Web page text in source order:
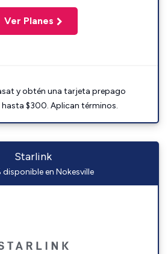
Ver Planes
y obtén una tarjeta prepago
$300. Aplican términos.
Starlink
en Nokesville